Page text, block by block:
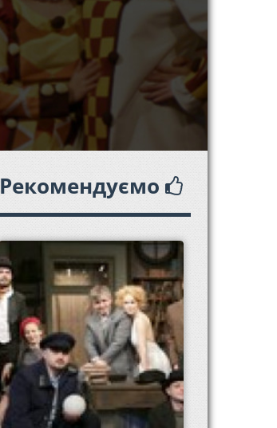
Рекомендуємо